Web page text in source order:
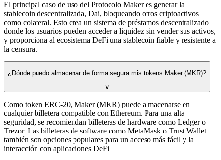
El principal caso de uso del Protocolo Maker es generar la
stablecoin descentralizada, Dai, bloqueando otros criptoactivos
como colateral. Esto crea un sistema de préstamos descentralizado
donde los usuarios pueden acceder a liquidez sin vender sus activos,
y proporciona al ecosistema DeFi una stablecoin fiable y resistente a
la censura.
¿Dónde puedo almacenar de forma segura mis tokens Maker (MKR)?
∨
Como token ERC-20, Maker (MKR) puede almacenarse en
cualquier billetera compatible con Ethereum. Para una alta
seguridad, se recomiendan billeteras de hardware como Ledger o
Trezor. Las billeteras de software como MetaMask o Trust Wallet
también son opciones populares para un acceso más fácil y la
interacción con aplicaciones DeFi.